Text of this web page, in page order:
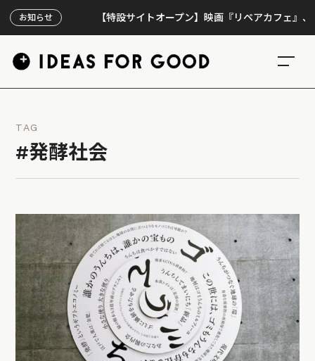
お知らせ 【特設サイトオープン】映画『リペアカフェ』、上映
TAG
#発酵社会